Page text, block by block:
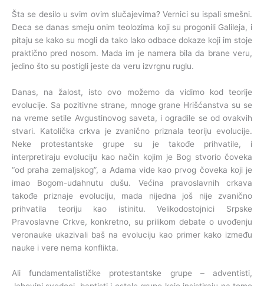
Šta se desilo u svim ovim slučajevima? Vernici su ispali smešni.
Deca se danas smeju onim teolozima koji su progonili Galileja, i
pitaju se kako su mogli da tako lako odbace dokaze koji im stoje
praktično pred nosom. Mada im je namera bila da brane veru,
jedino što su postigli jeste da veru izvrgnu ruglu.
Danas, na žalost, isto ovo možemo da vidimo kod teorije
evolucije. Sa pozitivne strane, mnoge grane Hrišćanstva su se
na vreme setile Avgustinovog saveta, i ogradile se od ovakvih
stvari. Katolička crkva je zvanično priznala teoriju evolucije.
Neke protestantske grupe su je takođe prihvatile, i
interpretiraju evoluciju kao način kojim je Bog stvorio čoveka
“od praha zemaljskog”, a Adama vide kao prvog čoveka koji je
imao Bogom-udahnutu dušu. Većina pravoslavnih crkava
takođe priznaje evoluciju, mada nijedna još nije zvanično
prihvatila teoriju kao istinitu. Velikodostojnici Srpske
Pravoslavne Crkve, konkretno, su prilikom debate o uvođenju
veronauke ukazivali baš na evoluciju kao primer kako između
nauke i vere nema konflikta.
Ali fundamentalističke protestantske grupe – adventisti,